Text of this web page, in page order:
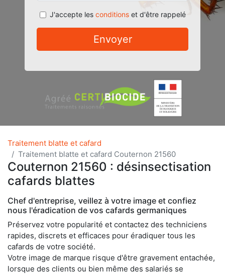
J'accepte les conditionset d'être rappelé
Envoyer
Traitement blatte et cafard
Traitement blatte et cafard Couternon 21560
Couternon 21560 : désinsectisation
cafards blattes
Chef d'entreprise, veillez à votre image et confiez
nous l'éradication de vos cafards germaniques
Préservez votre popularité et contactez des techniciens
rapides, discrets et efficaces pour éradiquer tous les
cafards de votre société.
Votre image de marque risque d'être gravement entachée,
lorsque des clients ou bien même des salariés se